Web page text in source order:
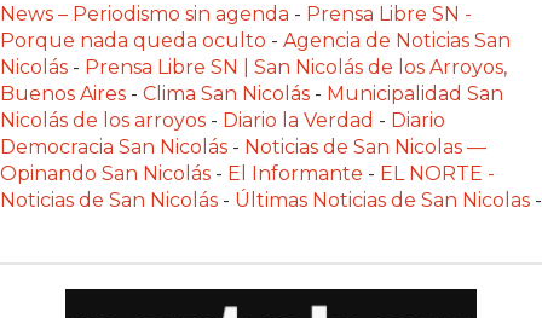
WHATSAPP
SIN
PAGAR
COMISIÓN
CREAR
TIENDA
ONLINE
COMISIÓN
News – Periodismo sin agenda - Prensa Libre SN -
Porque nada queda oculto - Agencia de Noticias San
Nicolás - Prensa Libre SN | San Nicolás de los Arroyos,
Buenos Aires - Clima San Nicolás - Municipalidad San
Nicolás de los arroyos - Diario la Verdad - Diario
Democracia San Nicolás - Noticias de San Nicolas —
Opinando San Nicolás - El Informante - EL NORTE -
Noticias de San Nicolás - Últimas Noticias de San Nicolas -